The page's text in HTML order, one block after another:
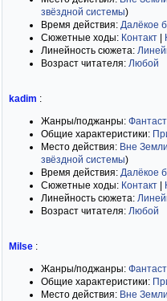
звёздной системы)
Время действия: Далёкое
Сюжетные ходы: Контакт
Линейность сюжета:
Возраст читателя: Любой
kadim :
Жанры/поджанры:
Общие характеристики:
Место действия: Вне Земли
звёздной системы)
Время действия: Далёкое
Сюжетные ходы: Контакт
Линейность сюжета:
Возраст читателя: Любой
Milse :
Жанры/поджанры:
Общие характеристики:
Место действия: Вне Земли